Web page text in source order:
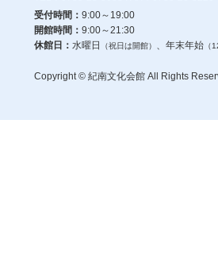
受付時間： 9:00～19:00
開館時間： 9:00～21:30
休館日： 水曜日 （祝日は開館） 、年末年始（
Copyright © 紀南文化会館 All Rights